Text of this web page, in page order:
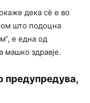
дека сè е во
што подоцна
е една од
машко здравје.
предупредува,